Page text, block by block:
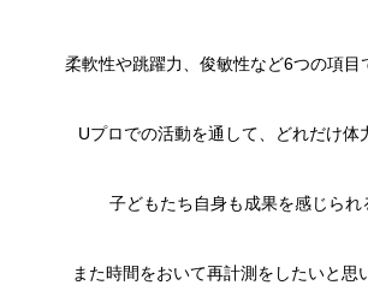
柔軟性や跳躍力、俊敏性など6つの項目
Uプロでの活動を通して、どれだけ体
子どもたち自身も成果を感じられ
また時間をおいて再計測をしたいと